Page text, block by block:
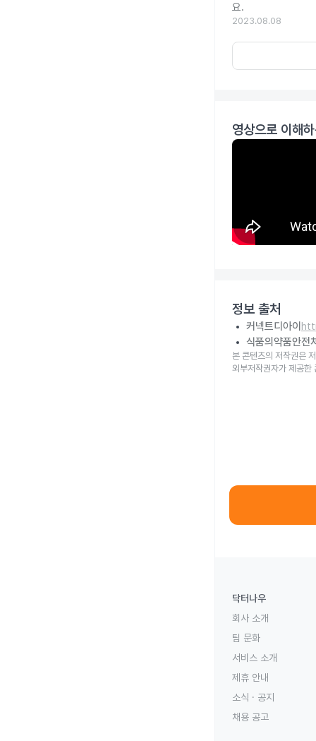
요.
2023.08.08
영상으로 이해
정보 출처
커넥트디아이
식품의약품안전
본 콘텐츠의 저작권은
외부저작권자가 제공한
닥터나우
회사 소개
팀 문화
서비스 소개
제휴 안내
소식 · 공지
채용 공고